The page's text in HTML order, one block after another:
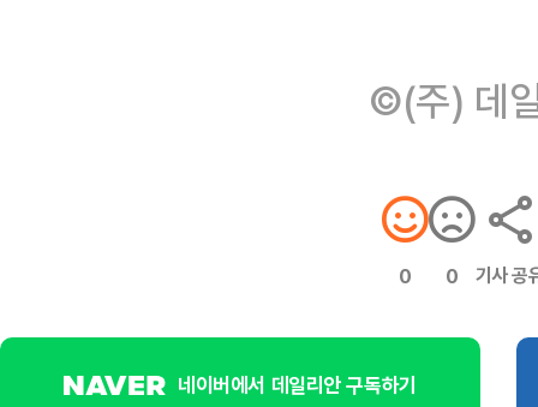
©(주) 데
0 0 기사 공
네이버에서 데일리안 구독하기